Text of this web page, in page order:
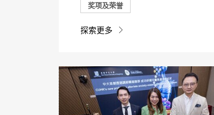
奖项及荣誉
探索更多